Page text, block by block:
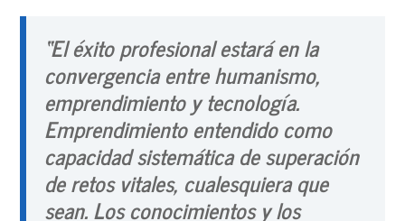
“El éxito profesional estará en la
convergencia entre humanismo,
emprendimiento y tecnología.
Emprendimiento entendido como
capacidad sistemática de superación
de retos vitales, cualesquiera que
sean. Los conocimientos y los